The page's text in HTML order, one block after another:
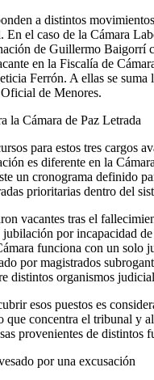
a distintos
En el caso de la Cámara
de Guillermo Baigorrí
en la Fiscalía de
Ferrón. A ellas se suma
de Menores.
la Cámara de Paz Letrada
para estos tres cargos
es diferente en la
un cronograma definido
prioritarias dentro del
vacantes tras el
por incapacidad
funciona con un solo
por magistrados
distintos organismos
esos puestos es
que concentra el tribunal y
provenientes de distintos
por una excusación